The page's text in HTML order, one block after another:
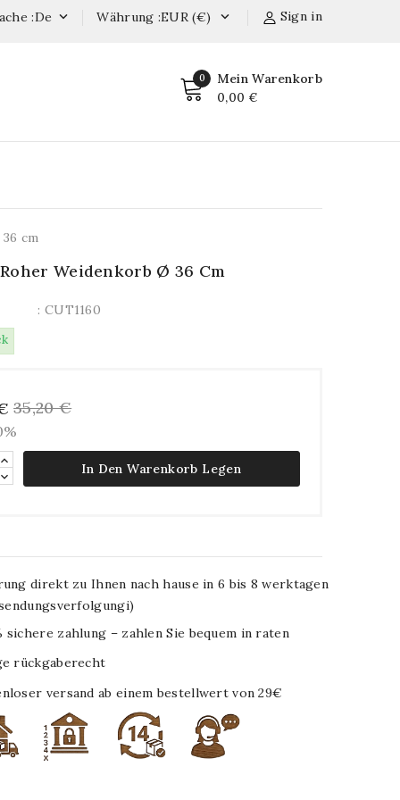
Sign in
Währung :EUR (€) 
:de 
0 Mein Warenkorb
0,00 €
cm
Weidenkorb Ø 36 Cm
: CUT1160
35,20 €
In Den Warenkorb Legen
direkt zu Ihnen nach hause in 6 bis 8 werktagen
sichere zahlung – zahlen Sie bequem in raten
rückgaberecht
versand ab einem bestellwert von 29€